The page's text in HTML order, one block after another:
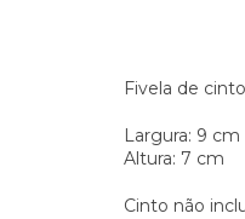
Fivela de
Largura: 9 cm
Altura: 7 cm
Cinto não